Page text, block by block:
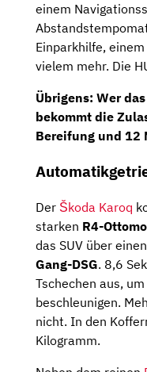
einem
Einparkhilfe,
vielem mehr. Die
Übrigens: Wer das
bekommt die
Bereifung und 12
Der Škoda Karoq
starken R4-
das SUV über
Gang-DSG. 8,6
Tschechen aus,
beschleunigen.
nicht. In den
Kilogramm.